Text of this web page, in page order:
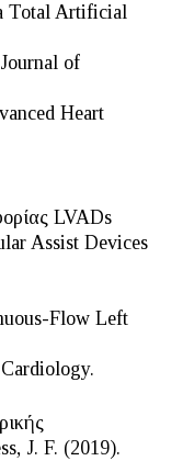
Total Artificial
of
Heart
LVADs
Assist Devices
Flow Left
J. F. (2019).